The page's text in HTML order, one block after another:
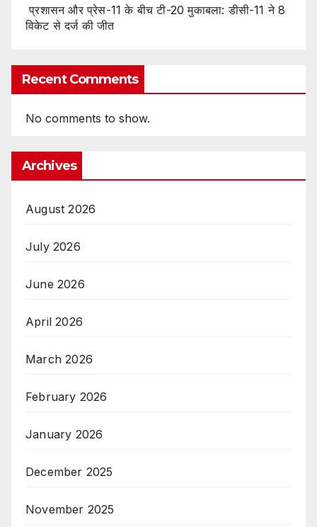
प्रशासन और प्रेस-11 के बीच टी-20 मुकाबला: डीसी-11 ने 8
विकेट से दर्ज की जीत
Recent Comments
No comments to show.
Archives
August 2026
July 2026
June 2026
April 2026
March 2026
February 2026
January 2026
December 2025
November 2025